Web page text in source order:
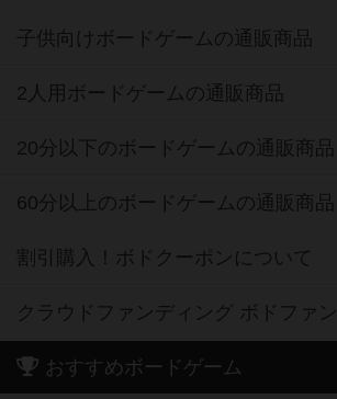
子供向けボードゲームの通販商品
2人用ボードゲームの通販商品
20分以下のボードゲームの通販商品
60分以上のボードゲームの通販商品
割引購入！ボドクーポンについて
クラウドファンディング ボドファン
おすすめボードゲーム